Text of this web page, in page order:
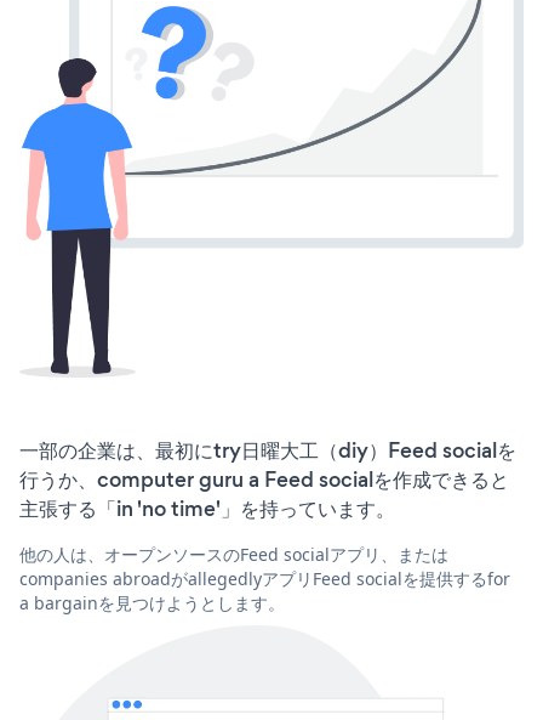
一部の企業は、最初にtry日曜大工（diy）Feed socialを
行うか、computer guru a Feed socialを作成できると
主張する「in 'no time'」を持っています。
他の人は、オープンソースのFeed socialアプリ、または
companies abroadがallegedlyアプリFeed socialを提供するfor
a bargainを見つけようとします。